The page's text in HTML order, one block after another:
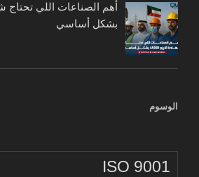
بشكل أساسي
الوسوم
ISO 9001